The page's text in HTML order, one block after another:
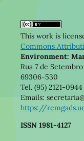
This work is
Commons
Environment:
Rua 7 de
69306-530
Tel. (95) 2121-0944
Emails:
https://
ISSN 1981-4127